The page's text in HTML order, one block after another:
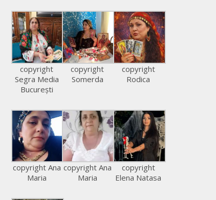
copyright
Segra Media
București
copyright
Somerda
copyright
Rodica
copyright Ana
Maria
copyright Ana
Maria
copyright
Elena Natasa